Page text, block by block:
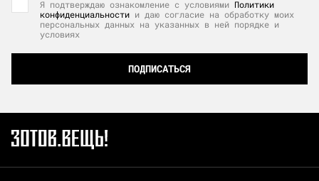
Я подтверждаю ознакомление с условиями Политики
конфиденциальности и даю согласие на обработку моих
персональных данных на указанных в ней порядке и
условиях
ПОДПИСАТЬСЯ